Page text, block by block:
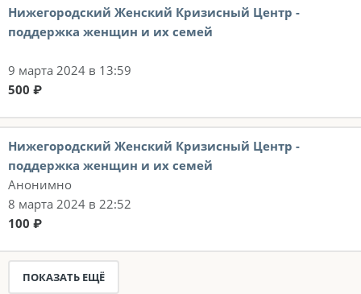
Нижегородский Женский Кризисный Центр -
поддержка женщин и их семей
9 марта 2024 в 13:59
500 ₽
Нижегородский Женский Кризисный Центр -
поддержка женщин и их семей
Анонимно
8 марта 2024 в 22:52
100 ₽
ПОКАЗАТЬ ЕЩЁ